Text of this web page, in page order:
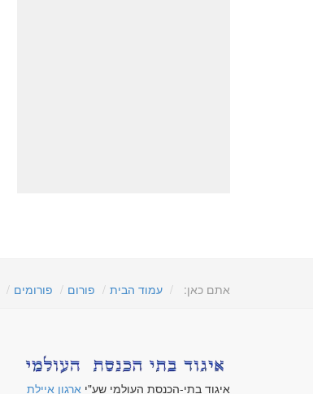
אתם כאן: עמוד הבית פורום פורומים
איגוד בתי-הכנסת העולמי שע"י ארגון איילת